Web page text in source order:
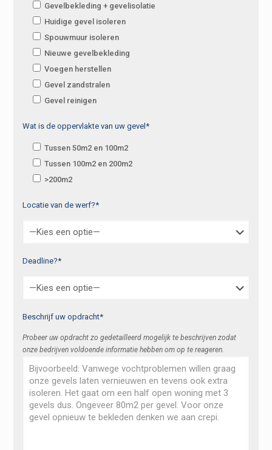
Gevelbekleding + gevelisolatie
Huidige gevel isoleren
Spouwmuur isoleren
Nieuwe gevelbekleding
Voegen herstellen
Gevel zandstralen
Gevel reinigen
Wat is de oppervlakte van uw gevel*
Tussen 50m2 en 100m2
Tussen 100m2 en 200m2
>200m2
Locatie van de werf?*
Deadline?*
Beschrijf uw opdracht*
Probeer uw opdracht zo gedetailleerd mogelijk te beschrijven zodat
onze bedrijven voldoende informatie hebben om op te reageren.